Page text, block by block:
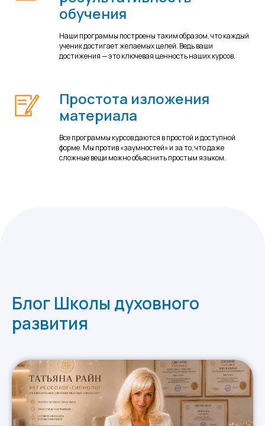
обучения
Наши программы построены таким образом, что каждый
ученик достигает желаемых целей. Ведь ваши
достижения — это ключевая ценность наших курсов.
Простота изложения
материала
Все программы курсов даются в простой и доступной
форме. Мы против «заумностей» и за то, что даже
сложные вещи можно объяснить простым языком.
Блог Школы духовного
развития